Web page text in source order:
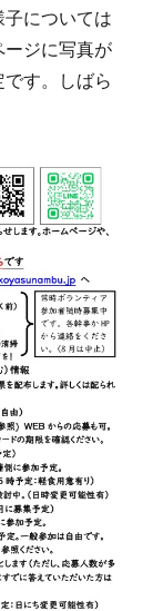
については
ージに写真が
す。しばら